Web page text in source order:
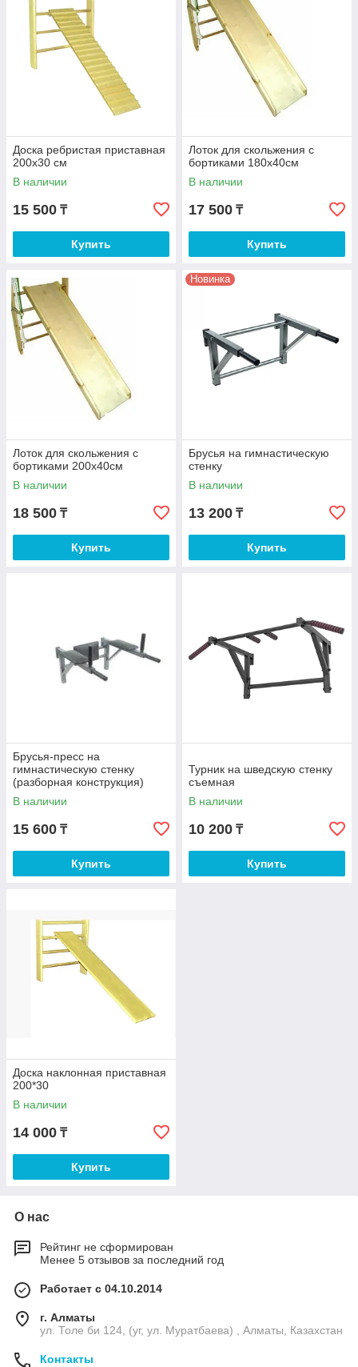
Доска ребристая приставная
200х30 см
В наличии
15 500 ₸
Купить
Лоток для скольжения с
бортиками 180х40см
В наличии
17 500 ₸
Купить
Лоток для скольжения с
бортиками 200х40см
В наличии
18 500 ₸
Купить
Новинка
Брусья на гимнастическую
стенку
В наличии
13 200 ₸
Купить
Брусья-пресс на
гимнастическую стенку
(разборная конструкция)
В наличии
15 600 ₸
Купить
Турник на шведскую стенку
съемная
В наличии
10 200 ₸
Купить
Доска наклонная приставная
200*30
В наличии
14 000 ₸
Купить
О нас
Рейтинг не сформирован
Менее 5 отзывов за последний год
Работает с 04.10.2014
г. Алматы
ул. Толе би 124, (уг, ул. Муратбаева) , Алматы, Казахстан
Контакты